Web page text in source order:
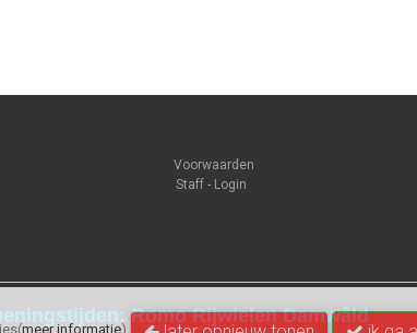
meer informatie)
Voorwaarden
Staff - Login
Romo Rijwielen Damwâld